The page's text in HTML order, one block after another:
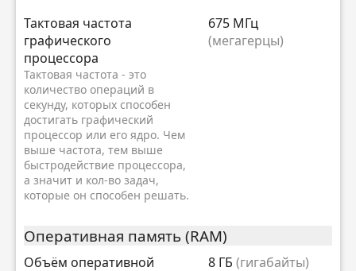
Тактовая частота
графического
процессора
Тактовая частота - это
количество операций в
секунду, которых способен
достигать графический
процессор или его ядро. Чем
выше частота, тем выше
быстродействие процессора,
а значит и кол-во задач,
которые он способен решать.
675 МГц
(мегагерцы)
Оперативная память (RAM)
Объём оперативной
8 ГБ (гигабайты)